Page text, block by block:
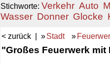
Stichworte: Verkehr Auto
Wasser Donner Glocke
< zurück | »Stadt »
"Großes Feuerwerk mit